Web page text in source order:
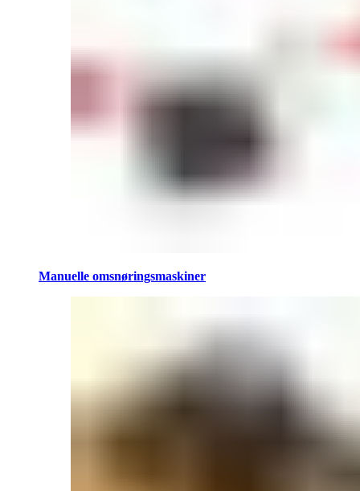
Manuelle omsnøringsmaskiner